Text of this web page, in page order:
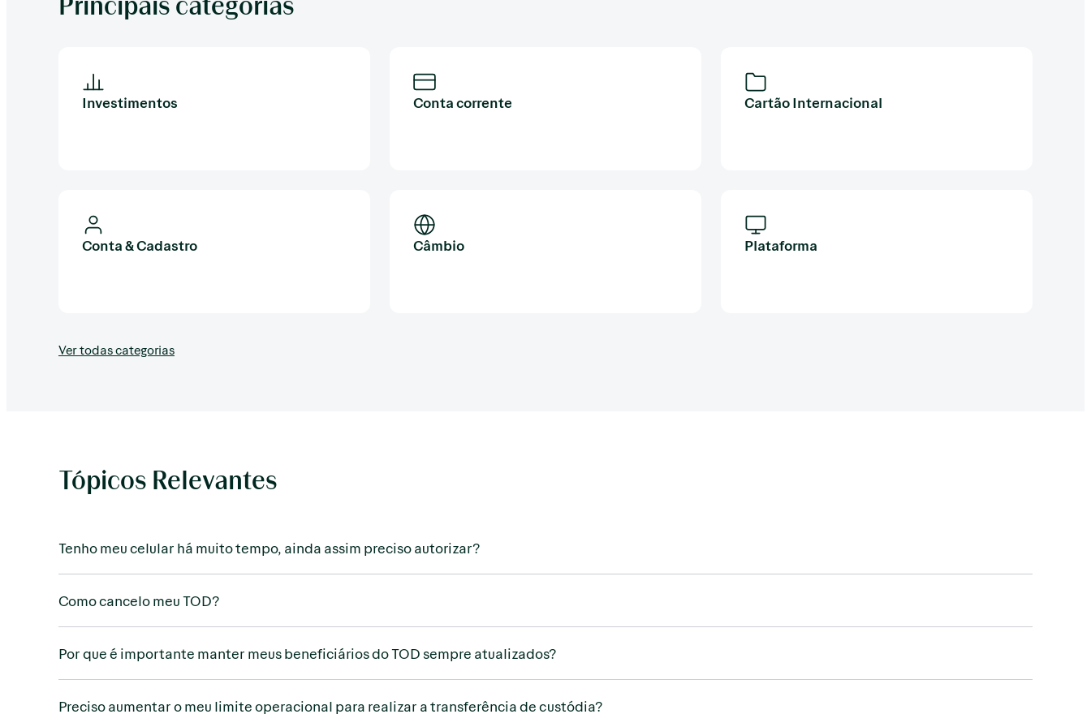
Investimentos Conta corrente Cartão Internacional
Conta & Cadastro Câmbio Plataforma
Ver todas categorias
Tópicos Relevantes
Tenho meu celular há muito tempo, ainda assim preciso autorizar?
Como cancelo meu TOD?
Por que é importante manter meus beneficiários do TOD sempre atualizados?
Preciso aumentar o meu limite operacional para realizar a transferência de custódia?